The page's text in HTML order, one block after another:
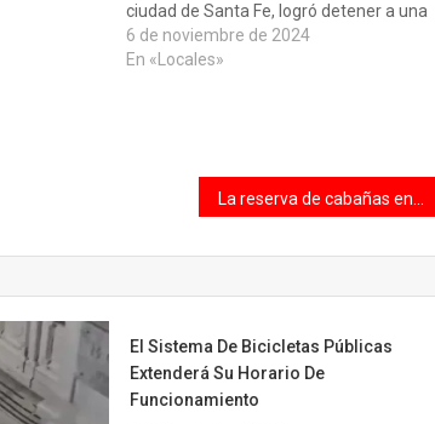
ciudad de Santa Fe, logró detener a una
persona que tenía pedido de captura. El
hombre, de 32 años, se encontraba
6 de noviembre de 2024
En «Locales»
El Sistema De Bicicletas Públicas
Extenderá Su Horario De
Funcionamiento